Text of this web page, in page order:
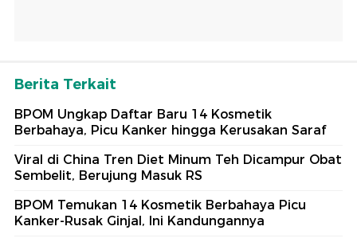
Berita Terkait
BPOM Ungkap Daftar Baru 14 Kosmetik
Berbahaya, Picu Kanker hingga Kerusakan Saraf
Viral di China Tren Diet Minum Teh Dicampur Obat
Sembelit, Berujung Masuk RS
BPOM Temukan 14 Kosmetik Berbahaya Picu
Kanker-Rusak Ginjal, Ini Kandungannya